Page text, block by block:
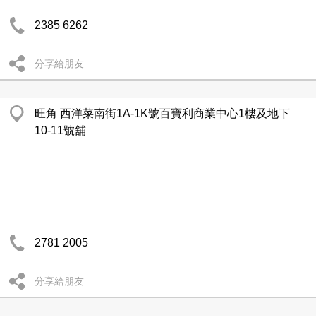
2385 6262
分享給朋友
旺角 西洋菜南街1A-1K號百寶利商業中心1樓及地下
10-11號舖
2781 2005
分享給朋友